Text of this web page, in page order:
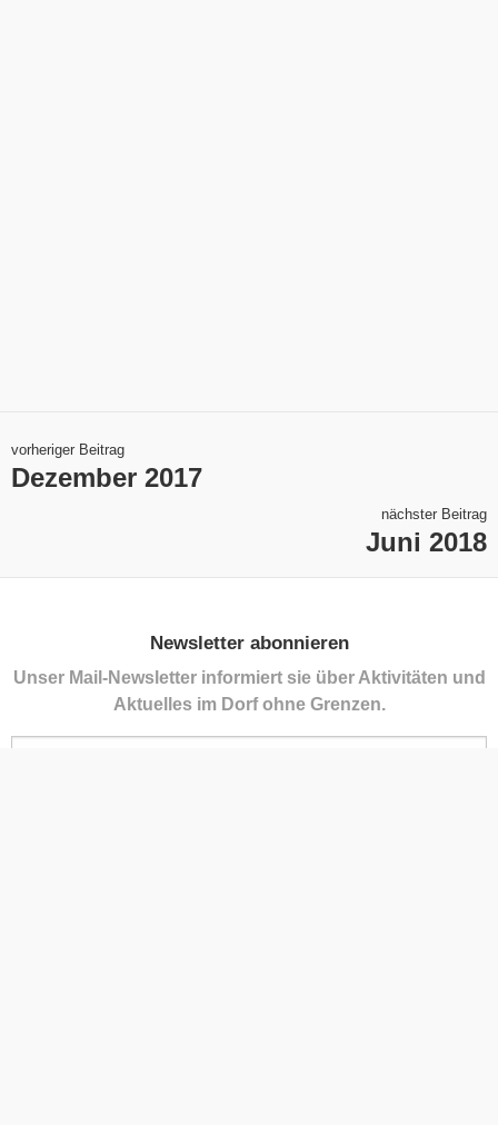
vorheriger Beitrag
Dezember 2017
nächster Beitrag
Juni 2018
Newsletter abonnieren
Unser Mail-Newsletter informiert sie über Aktivitäten und
Aktuelles im Dorf ohne Grenzen.